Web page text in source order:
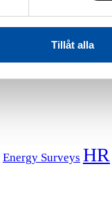
Tillåt alla
Energy Surveys HR